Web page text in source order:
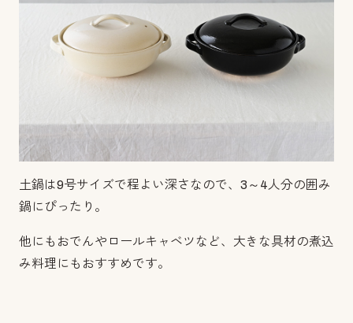
土鍋は9号サイズで程よい深さなので、3～4人分の囲み
鍋にぴったり。
他にもおでんやロールキャベツなど、大きな具材の煮込
み料理にもおすすめです。